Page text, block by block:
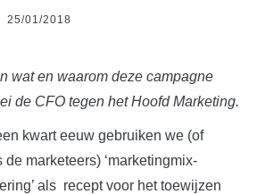
25/01/2018
wat en waarom deze campagne
de CFO tegen het Hoofd Marketing.
kwart eeuw gebruiken we (of
de marketeers) ‘marketingmix-
als recept voor het toewijzen